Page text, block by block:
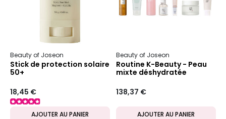
Beauty of Joseon
Stick de protection solaire
50+
18,45 €
AJOUTER AU PANIER
Beauty of Joseon
Routine K-Beauty - Peau
mixte déshydratée
138,37 €
AJOUTER AU PANIER